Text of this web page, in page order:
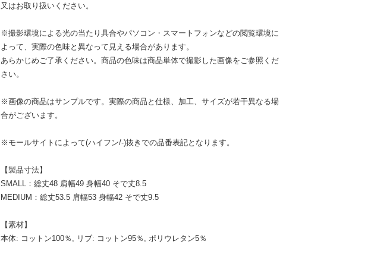
又はお取り扱いください。
※撮影環境による光の当たり具合やパソコン・スマートフォンなどの閲覧環境に
よって、実際の色味と異なって見える場合があります。
あらかじめご了承ください。商品の色味は商品単体で撮影した画像をご参照くだ
さい。
※画像の商品はサンプルです。実際の商品と仕様、加工、サイズが若干異なる場
合がございます。
※モールサイトによって(ハイフン/-)抜きでの品番表記となります。
【製品寸法】
SMALL：総丈48 肩幅49 身幅40 そで丈8.5
MEDIUM：総丈53.5 肩幅53 身幅42 そで丈9.5
【素材】
本体: コットン100％, リブ: コットン95％, ポリウレタン5％